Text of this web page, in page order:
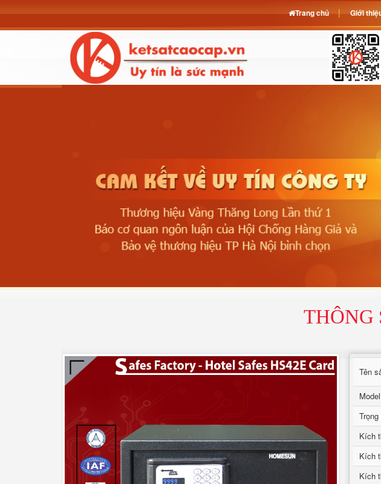
THÔNG
Tên
Model
Kích
Kích
Kích
Trang chủ Giới